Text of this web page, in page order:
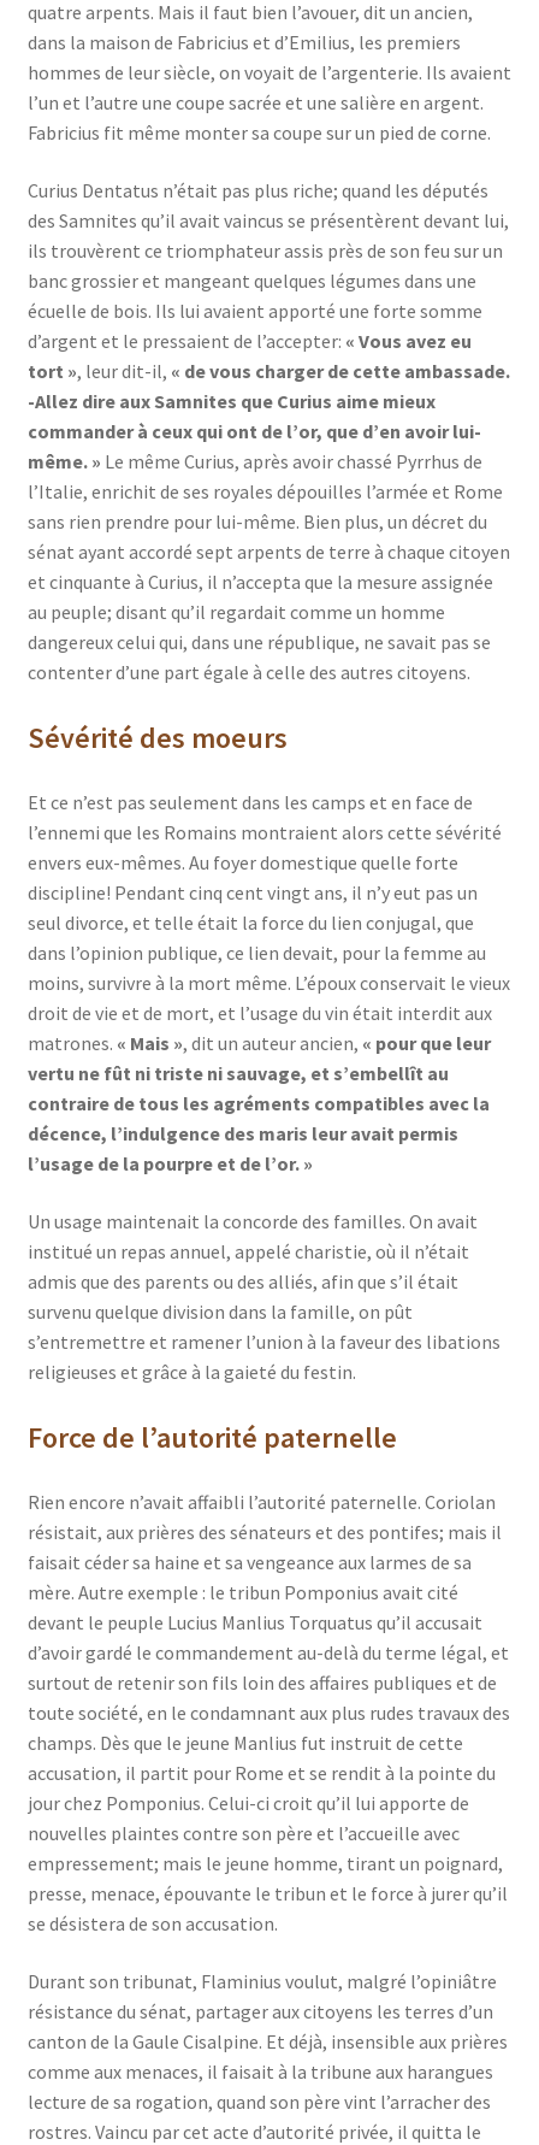
quatre arpents. Mais il faut bien l’avouer, dit un ancien,
dans la maison de Fabricius et d’Emilius, les premiers
hommes de leur siècle, on voyait de l’argenterie. Ils avaient
l’un et l’autre une coupe sacrée et une salière en argent.
Fabricius fit même monter sa coupe sur un pied de corne.
Curius Dentatus n’était pas plus riche; quand les députés
des Samnites qu’il avait vaincus se présentèrent devant lui,
ils trouvèrent ce triomphateur assis près de son feu sur un
banc grossier et mangeant quelques légumes dans une
écuelle de bois. Ils lui avaient apporté une forte somme
d’argent et le pressaient de l’accepter: « Vous avez eu
tort », leur dit-il, « de vous charger de cette ambassade.
-Allez dire aux Samnites que Curius aime mieux
commander à ceux qui ont de l’or, que d’en avoir lui-
même. » Le même Curius, après avoir chassé Pyrrhus de
l’Italie, enrichit de ses royales dépouilles l’armée et Rome
sans rien prendre pour lui-même. Bien plus, un décret du
sénat ayant accordé sept arpents de terre à chaque citoyen
et cinquante à Curius, il n’accepta que la mesure assignée
au peuple; disant qu’il regardait comme un homme
dangereux celui qui, dans une république, ne savait pas se
contenter d’une part égale à celle des autres citoyens.
Sévérité des moeurs
Et ce n’est pas seulement dans les camps et en face de
l’ennemi que les Romains montraient alors cette sévérité
envers eux-mêmes. Au foyer domestique quelle forte
discipline! Pendant cinq cent vingt ans, il n’y eut pas un
seul divorce, et telle était la force du lien conjugal, que
dans l’opinion publique, ce lien devait, pour la femme au
moins, survivre à la mort même. L’époux conservait le vieux
droit de vie et de mort, et l’usage du vin était interdit aux
matrones. « Mais », dit un auteur ancien, « pour que leur
vertu ne fût ni triste ni sauvage, et s’embellît au
contraire de tous les agréments compatibles avec la
décence, l’indulgence des maris leur avait permis
l’usage de la pourpre et de l’or. »
Un usage maintenait la concorde des familles. On avait
institué un repas annuel, appelé charistie, où il n’était
admis que des parents ou des alliés, afin que s’il était
survenu quelque division dans la famille, on pût
s’entremettre et ramener l’union à la faveur des libations
religieuses et grâce à la gaieté du festin.
Force de l’autorité paternelle
Rien encore n’avait affaibli l’autorité paternelle. Coriolan
résistait, aux prières des sénateurs et des pontifes; mais il
faisait céder sa haine et sa vengeance aux larmes de sa
mère. Autre exemple : le tribun Pomponius avait cité
devant le peuple Lucius Manlius Torquatus qu’il accusait
d’avoir gardé le commandement au-delà du terme légal, et
surtout de retenir son fils loin des affaires publiques et de
toute société, en le condamnant aux plus rudes travaux des
champs. Dès que le jeune Manlius fut instruit de cette
accusation, il partit pour Rome et se rendit à la pointe du
jour chez Pomponius. Celui-ci croit qu’il lui apporte de
nouvelles plaintes contre son père et l’accueille avec
empressement; mais le jeune homme, tirant un poignard,
presse, menace, épouvante le tribun et le force à jurer qu’il
se désistera de son accusation.
Durant son tribunat, Flaminius voulut, malgré l’opiniâtre
résistance du sénat, partager aux citoyens les terres d’un
canton de la Gaule Cisalpine. Et déjà, insensible aux prières
comme aux menaces, il faisait à la tribune aux harangues
lecture de sa rogation, quand son père vint l’arracher des
rostres. Vaincu par cet acte d’autorité privée, il quitta le